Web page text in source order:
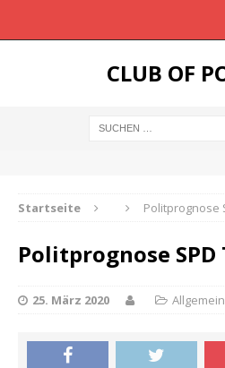
CLUB OF
Startseite Politprognose
Politprognose SPD
25. März 2020 Allgemein